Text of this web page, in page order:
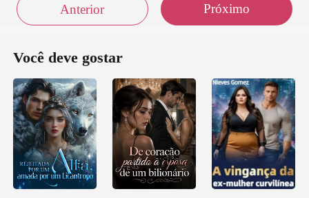
Anterior Próximo
Você deve gostar